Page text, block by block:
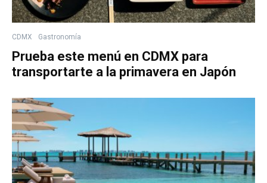
CDMX Gastronomía
Prueba este menú en CDMX para
transportarte a la primavera en Japón